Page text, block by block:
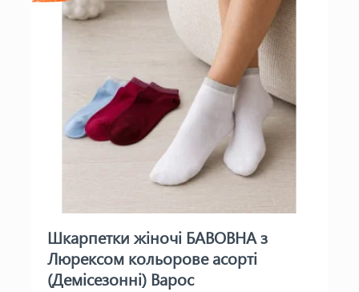
Шкарпетки жіночі БАВОВНА з
Люрексом кольорове асорті
(Демісезонні) Варос